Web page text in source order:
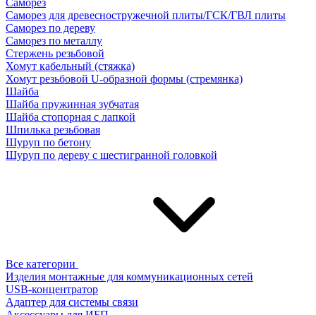
Саморез
Саморез для древесностружечной плиты/ГСК/ГВЛ плиты
Саморез по дереву
Саморез по металлу
Стержень резьбовой
Хомут кабельный (стяжка)
Хомут резьбовой U-образной формы (стремянка)
Шайба
Шайба пружинная зубчатая
Шайба стопорная с лапкой
Шпилька резьбовая
Шуруп по бетону
Шуруп по дереву с шестигранной головкой
Все категории
Изделия монтажные для коммуникационных сетей
USB-концентратор
Адаптер для системы связи